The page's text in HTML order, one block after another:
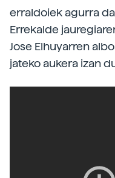
erraldoiek agurra
Errekalde
Jose Elhuyarren
jateko aukera izan